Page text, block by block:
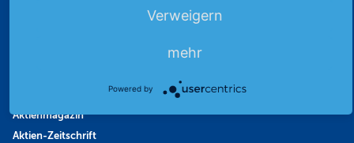
Aktienmagazin
Aktien-Zeitschrift
Verweigern
mehr
Powered by